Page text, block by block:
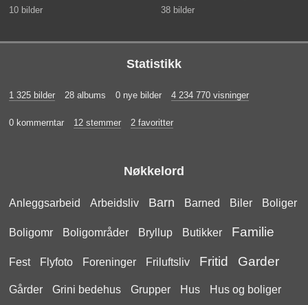
10 bilder
38 bilder
Statistikk
1 325 bilder 28 albums 0 nye bilder 4 234 770 visninger
0 kommerntar 12 stemmer 2 favoritter
Nøkkelord
Anleggsarbeid Arbeidsliv Barn Barned Biler Boliger
Boligomr Boligområder Bryllup Butikker Familie
Fest Flyfoto Foreninger Friluftsliv Fritid Garder
Gårder Grini bedehus Grupper Hus Hus og boliger